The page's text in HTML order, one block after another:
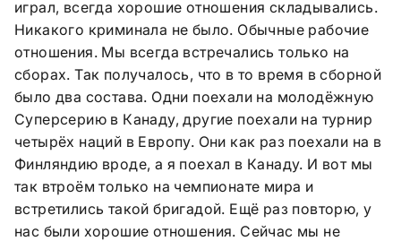
играл, всегда хорошие отношения складывались.
Никакого криминала не было. Обычные рабочие
отношения. Мы всегда встречались только на
сборах. Так получалось, что в то время в сборной
было два состава. Одни поехали на молодёжную
Суперсерию в Канаду, другие поехали на турнир
четырёх наций в Европу. Они как раз поехали на в
Финляндию вроде, а я поехал в Канаду. И вот мы
так втроём только на чемпионате мира и
встретились такой бригадой. Ещё раз повторю, у
нас были хорошие отношения. Сейчас мы не